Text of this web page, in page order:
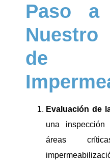
Paso a
de
Evaluación de
una inspección
áreas